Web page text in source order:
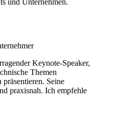
und Unternehmen.
Keynote-Speaker,
Themen
Seine
praxisnah. Ich empfehle